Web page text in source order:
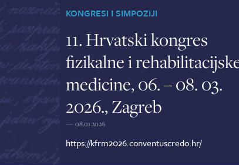
KONGRESI I SIMPOZIJI
11. Hrvatski kongres
fizikalne i
medicine, 06. – 08. 03.
2026., Zagreb
—08.01.2026
https://kfrm2026.conventuscredo.hr/